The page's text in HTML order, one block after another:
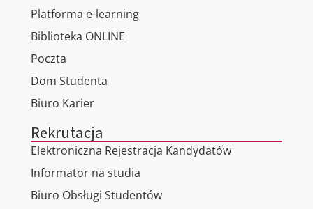
Platforma e-learning
Biblioteka ONLINE
Poczta
Dom Studenta
Biuro Karier
Rekrutacja
Elektroniczna Rejestracja Kandydatów
Informator na studia
Biuro Obsługi Studentów